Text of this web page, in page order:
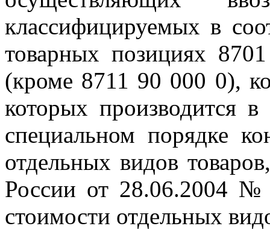
классифицируемых в
товарных позициях
(кроме 8711 90 000 0),
которых производится
специальном порядке
отдельных видов
России от 28.06.2004
стоимости отдельных